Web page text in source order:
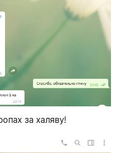
за халяву!